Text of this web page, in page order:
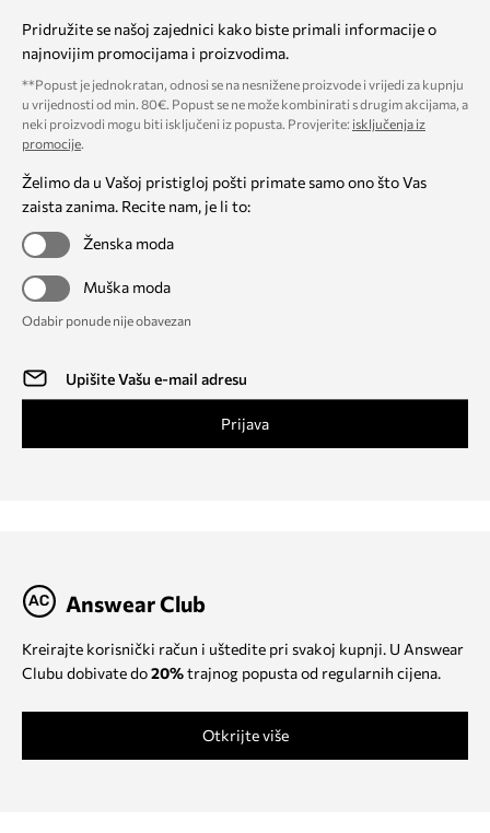
Pridružite se našoj zajednici kako biste primali informacije o
najnovijim promocijama i proizvodima.
**Popust je jednokratan, odnosi se na nesnižene proizvode i vrijedi za kupnju
u vrijednosti od min. 80€. Popust se ne može kombinirati s drugim akcijama, a
neki proizvodi mogu biti isključeni iz popusta. Provjerite: isključenja iz
promocije.
Želimo da u Vašoj pristigloj pošti primate samo ono što Vas
zaista zanima. Recite nam, je li to:
Ženska moda
Muška moda
Odabir ponude nije obavezan
Prijava
Answear Club
Kreirajte korisnički račun i uštedite pri svakoj kupnji. U Answear
Clubu dobivate do20%trajnog popusta od regularnih cijena.
Otkrijte više